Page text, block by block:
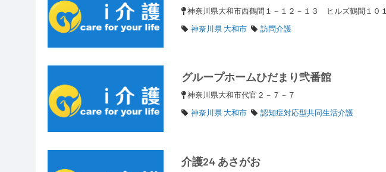
神奈川県大和市西鶴間１－１２－１３ ヒルズ鶴間１０１
神奈川県 大和市
訪問介護
グループホームひだまり弐番館
神奈川県大和市代官２－７－７
神奈川県 大和市
認知症対応型共同生活介護
介護24 あさがお